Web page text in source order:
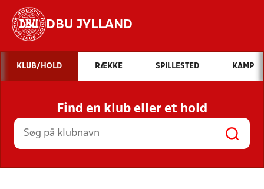
DBU JYLLAND
Hvad vil du søge efter?
INDHOLD OG NYHEDER
STILLINGER, RESULTATER, KLUBBER OG
HOLD
KLUB/HOLD RÆKKE SPILLESTED KAMP
Find en klub eller et hold